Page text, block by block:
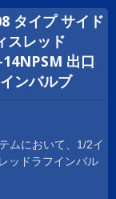
。 世界中でビジネ
サポートしていま
要求に応じてカス
、G 1/2、および
タイプ サイド
スレッド
出口
ンバルブ
ムにおいて、1/2イ
ッドラフインバル